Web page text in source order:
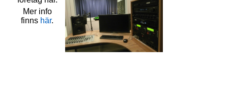
Mer info
finns här.